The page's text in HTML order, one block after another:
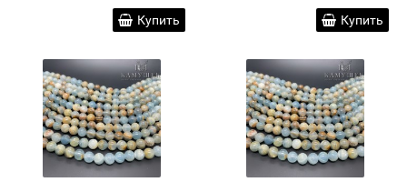
Купить Купить